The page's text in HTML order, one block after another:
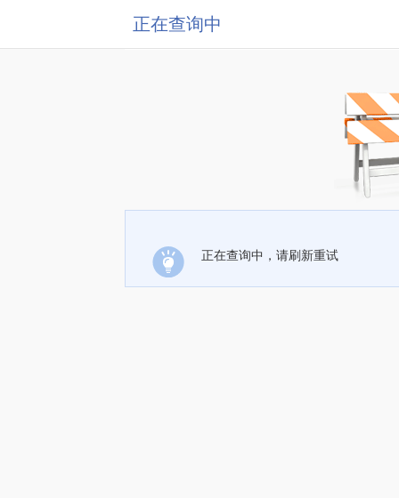
正在查询中
正在查询中，请刷新重试